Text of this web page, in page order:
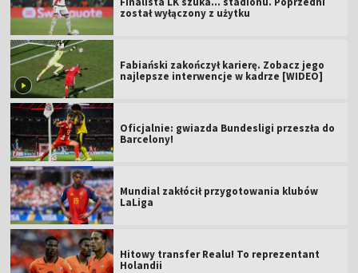
został wyłączony z użytku
Fabiański zakończył karierę. Zobacz jego
najlepsze interwencje w kadrze [WIDEO]
Oficjalnie: gwiazda Bundesligi przeszła do
Barcelony!
Mundial zakłócił przygotowania klubów
LaLiga
Hitowy transfer Realu! To reprezentant
Holandii